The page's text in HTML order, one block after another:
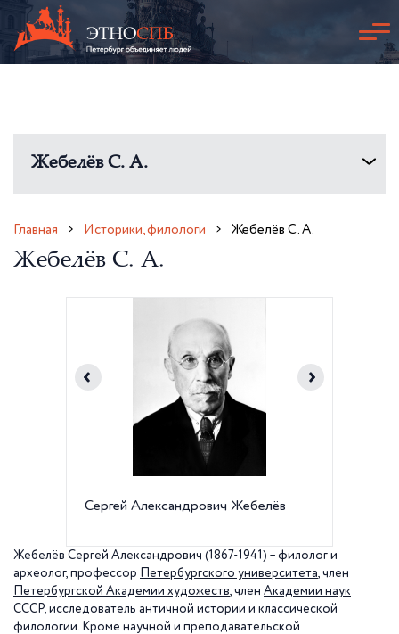
Жебелёв С. А.
Главная Историки, филологи Жебелёв С. А.
Жебелёв С. А.
Сергей Александрович Жебелёв
Жебелёв Сергей Александрович (1867-1941) – филолог и
археолог, профессор Петербургского университета, член
Петербургской Академии художеств, член Академии наук
СССР, исследователь античной истории и классической
филологии. Кроме научной и преподавательской